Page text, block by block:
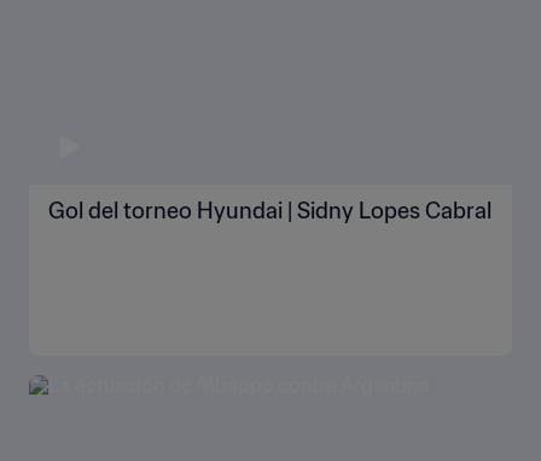
Gol del torneo Hyundai | Sidny Lopes Cabral